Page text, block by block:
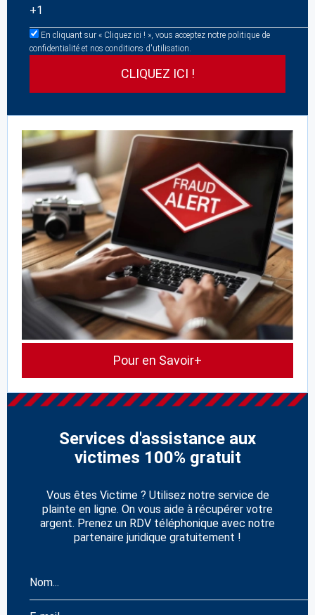
En cliquant sur « Cliquez ici ! », vous acceptez notre politique de
confidentialité et nos conditions d'utilisation.
Pour en Savoir+
Services d'assistance aux
victimes 100% gratuit
Vous êtes Victime ? Utilisez notre service de
plainte en ligne. On vous aide à récupérer votre
argent. Prenez un RDV téléphonique avec notre
partenaire juridique gratuitement !